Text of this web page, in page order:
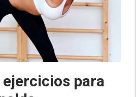
para